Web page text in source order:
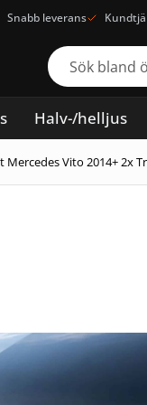
Snabb leverans
Halv-/helljus
Vito 2014+ 2x